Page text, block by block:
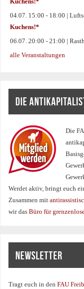
Kuchens!*
04.07. 15:00 - 18:00 |
Kuchens!*
06.07. 20:00 - 21:00 |
alle Veranstaltungen
DIE
Die
Werdet aktiv, bringt euch
Zusammen mit
wir dasBüro für
NEWSLETTER
Tragt euch in denFAU